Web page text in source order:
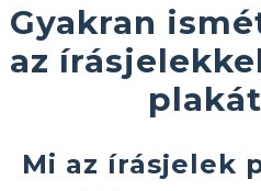
Gyakran
az
Mi az írásjelek